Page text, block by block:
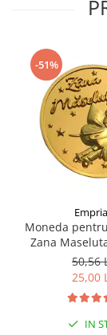
-51%
Moneda
Zana
primul
pierdut,
50,56
25,00
IN